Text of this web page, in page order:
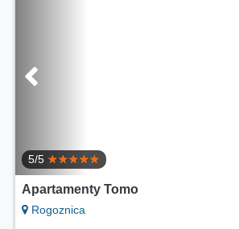
5/5
Apartamenty Tomo
Rogoznica